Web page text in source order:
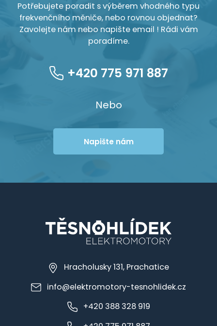
Potřebujete poradit s výběrem vhodného typu
frekvenčního měniče, nebo rovnou objednat?
Zavolejte nám nebo napište email ! Rádi vám
poradíme.
+420 775 971 887
Nebo
Napište nám
Hracholusky 131, Prachatice
info@elektromotory-tesnohlidek.cz
+420 388 328 919